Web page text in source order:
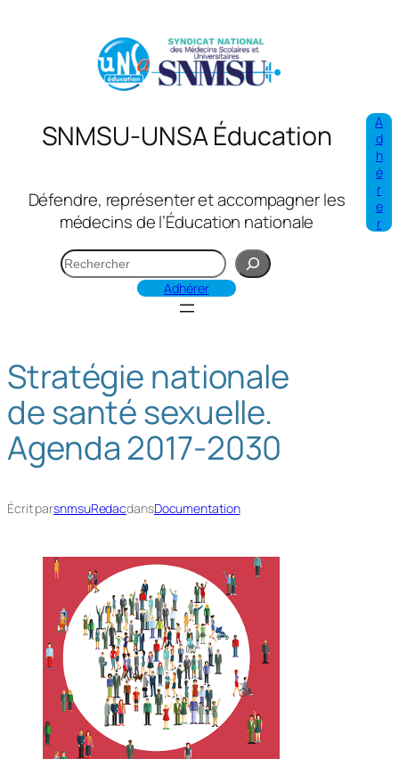
SNMSU-UNSA Éducation
Défendre, représenter et accompagner les
médecins de l’Éducation nationale
R
e
r
c
h
e
r
Adhérer
A
d
h
é
r
e
r
Stratégie nationale
de santé sexuelle.
Agenda 2017-2030
Écrit parsnmsuRedacdansDocumentation